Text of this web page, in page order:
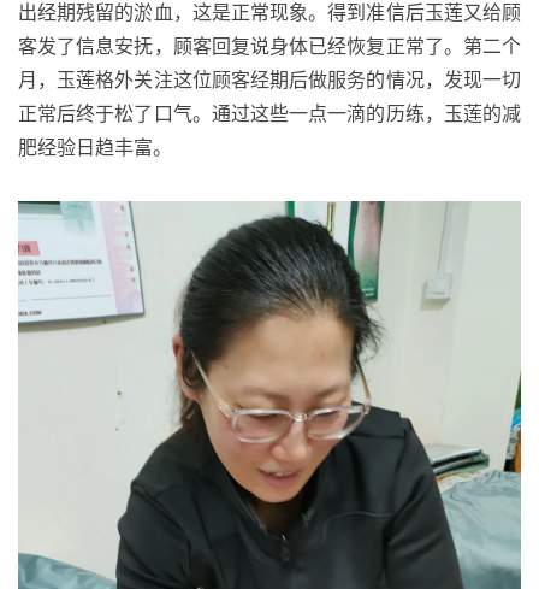
出经期残留的淤血，这是正常现象。得到准信后玉莲又给顾
客发了信息安抚，顾客回复说身体已经恢复正常了。第二个
月，玉莲格外关注这位顾客经期后做服务的情况，发现一切
正常后终于松了口气。通过这些一点一滴的历练，玉莲的减
肥经验日趋丰富。